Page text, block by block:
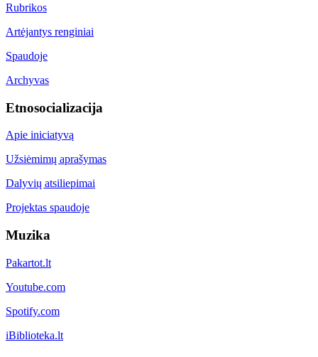
Rubrikos
Artėjantys renginiai
Spaudoje
Archyvas
Etnosocializacija
Apie iniciatyvą
Užsiėmimų aprašymas
Dalyvių atsiliepimai
Projektas spaudoje
Muzika
Pakartot.lt
Youtube.com
Spotify.com
iBiblioteka.lt